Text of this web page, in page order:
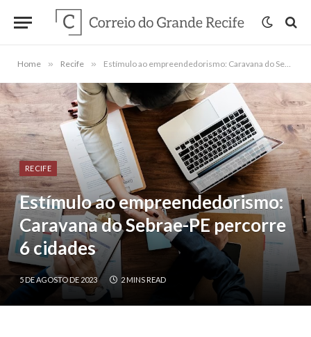
Home » Recife » Estímulo ao empreendedorismo: Caravana do Sebrae-PE percorre 6 cidades
RECIFE
Estímulo ao empreendedorismo:
Caravana do Sebrae-PE percorre
6 cidades
5 DE AGOSTO DE 2023 2 MINS READ